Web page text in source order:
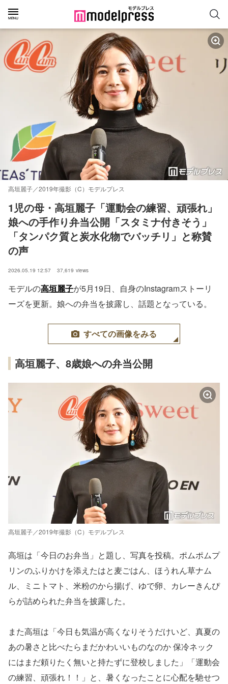
高垣麗子／2019年撮影（C）モデルプレス
1児の母・高垣麗子「運動会の練習、頑張れ」
娘への手作り弁当公開「スタミナ付きそう」
「タンパク質と炭水化物でバッチリ」と称賛
の声
2026.05.19 12:57 37,619 views
モデルの高垣麗子が5月19日、自身のInstagramストーリ
ーズを更新。娘への弁当を披露し、話題となっている。
すべての画像をみる
高垣麗子、8歳娘への弁当公開
高垣麗子／2019年撮影（C）モデルプレス
高垣は「今日のお弁当」と題し、写真を投稿。ポムポムプ
リンのふりかけを添えたはと麦ごはん、ほうれん草ナム
ル、ミニトマト、米粉のから揚げ、ゆで卵、カレーきんぴ
らが詰められた弁当を披露した。
また高垣は「今日も気温が高くなりそうだけいど、真夏の
あの暑さと比べたらまだかわいいものなのか 保冷ネック
にはまだ頼りたく無いと持たずに登校しました」「運動会
の練習、頑張れ！！」と、暑くなったことに心配を馳せつ